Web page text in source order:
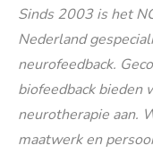
Sinds 2003 is het
Nederland
neurofeedback.
biofeedback bieden
neurotherapie aan.
maatwerk en